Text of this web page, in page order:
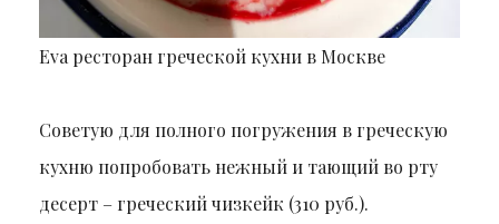
Eva ресторан греческой кухни в Москве
Советую для полного погружения в греческую
кухню попробовать нежный и тающий во рту
десерт – греческий чизкейк (310 руб.).